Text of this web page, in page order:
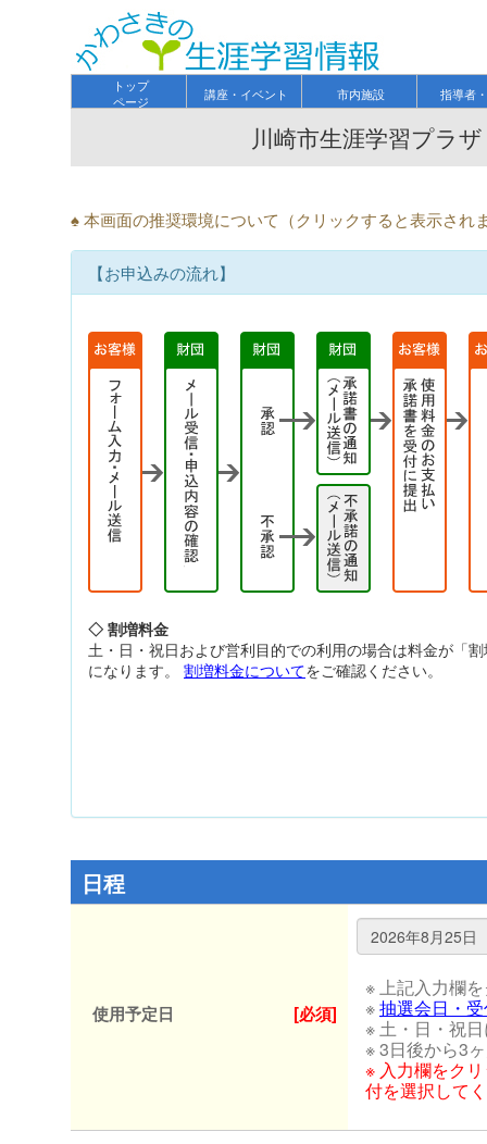
トップ
ページ
講座・イベント 市内施設 指導者
川崎市生涯学習プラ
♠ 本画面の推奨環境について（クリックすると表示され
【お申込みの流れ】
◇ 割増料金
土・日・祝日および営利目的での利用の場合は料金が「
になります。 割増料金についてをご確認ください。
日程
使用予定日 [必須]
※ 上記入力欄
※抽選会日・
※ 土・日・祝
※ 3日後から3
※ 入力欄をク
付を選択して